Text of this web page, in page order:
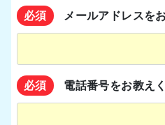
必須 メールアドレスを
必須 電話番号をお教え